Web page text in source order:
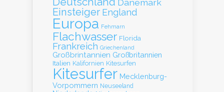
Einsteiger England
Europa Fehmarn
Flachwasser Florida
Frankreich Griechenland
Großbrintannien Großbritannien
Italien Kalifornien Kitesurfen
Kitesurfer Mecklenburg-
Vorpommern Neuseeland